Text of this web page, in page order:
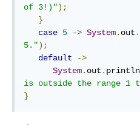
of 3!)");
}
case 5 -> System. out .
5.");
default
->
System. out . println
is outside the range 1
}